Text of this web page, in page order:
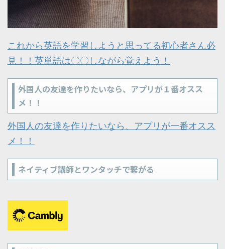
これから英語を学習しようと思ってる初心者さん必
見！！英単語は〇〇しながら覚えよう！
外国人の友達を作りたいなら、アプリが１番オスス
メ！！
外国人の友達を作りたいなら、アプリが一番オスス
メ！！
ネイティブ講師とワンタッチで繋がる